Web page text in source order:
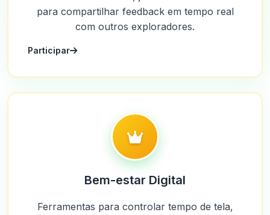
para compartilhar feedback em tempo real
com outros exploradores.
Participar
Bem-estar Digital
Ferramentas para controlar tempo de tela,